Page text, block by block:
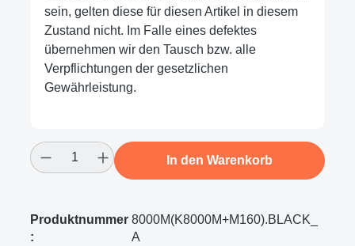
sein, gelten diese für diesen Artikel in diesem
Zustand nicht. Im Falle eines defektes
übernehmen wir den Tausch bzw. alle
Verpflichtungen der gesetzlichen
Gewährleistung.
Produkt Anzahl: Gib den gewünschten
In den Warenkorb
Produktnummer
:
8000M(K8000M+M160).BLACK_
A